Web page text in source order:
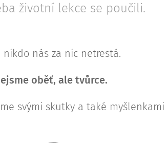
životní lekce se poučili.
nikdo nás za nic netrestá.
oběť, ale tvůrce.
svými skutky a také myšlenkami